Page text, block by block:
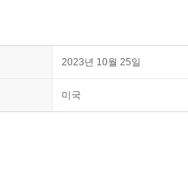
2023년 10월 25일
미국